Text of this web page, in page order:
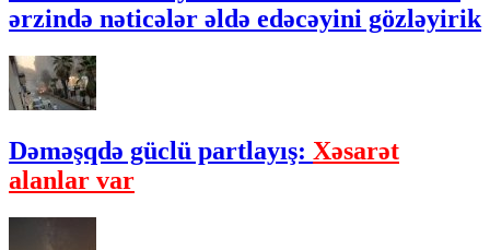
ərzində nəticələr əldə edəcəyini gözləyirik
Dəməşqdə güclü partlayış: Xəsarət
alanlar var